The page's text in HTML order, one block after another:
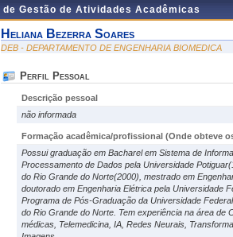
Gestão de Atividades Acadêmicas
Heliana Bezerra Soares
DEB - DEPARTAMENTO DE ENGENHARIA BIOMEDICA
Perfil Pessoal
Descrição pessoal
não informada
Formação acadêmica/profissional (Onde obteve
Possui graduação em Bacharel em Sistema de
Processamento de Dados pela Universidade
do Rio Grande do Norte(2000), mestrado em
doutorado em Engenharia Elétrica pela Universidade
Programa de Pós-Graduação da Universidade
do Rio Grande do Norte. Tem experiência na área de
médicas, Telemedicina, IA, Redes Neurais,